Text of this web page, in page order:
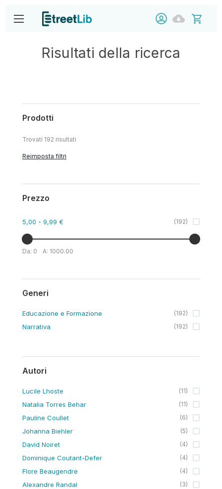
Risultati della ricerca
Prodotti
Trovati 192 risultati
Reimposta filtri
Prezzo
5,00 - 9,99 € (192)
Da: 0 A: 1000.00
Generi
Educazione e Formazione (192)
Narrativa (192)
Autori
Lucile Lhoste (11)
Natalia Torres Behar (11)
Pauline Coullet (6)
Johanna Biehler (5)
David Noiret (4)
Dominique Coutant-Defer (4)
Flore Beaugendre (4)
Alexandre Randal (3)